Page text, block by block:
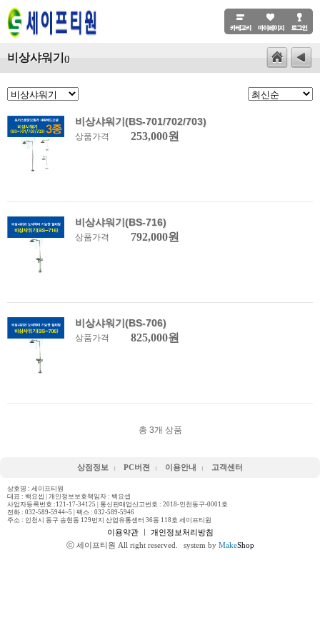
비상샤워기 ()
비상샤워기(BS-701/702/703)
상품가격 253,000원
비상샤워기(BS-716)
상품가격 792,000원
비상샤워기(BS-706)
상품가격 825,000원
총 3개 상품
상점정보 PC버젼 이용안내 고객센터
상호명 : 세이프티원
대표 : 백요셉 | 개인정보보호책임자 : 백요셉
사업자등록번호 :121-17-34125 | 통신판매업신고번호 : 2018-인천동구-0001호
전화 : 032-589-5944~5 | 팩스 : 032-589-5946
주소 : 인천시 동구 송현동 129번지 산업유통센터 36동 118호 세이프티원
이용약관ㅣ 개인정보처리방침
ⓒ 세이프티원 All right reserved.
system by MakeShop